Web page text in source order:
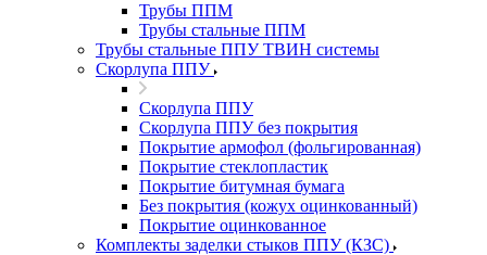
Трубы ППМ
Трубы стальные ППМ
Трубы стальные ППУ ТВИН системы
Скорлупа ППУ
Скорлупа ППУ
Скорлупа ППУ без покрытия
Покрытие армофол (фольгированная)
Покрытие стеклопластик
Покрытие битумная бумага
Без покрытия (кожух оцинкованный)
Покрытие оцинкованное
Комплекты заделки стыков ППУ (КЗС)